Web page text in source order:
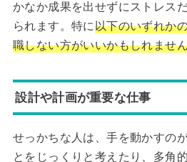
かなか成果を出せずにストレス
られます。特に以下のいずれか
職しない方がいいかもしれませ
設計や計画が重要な仕事
せっかちな人は、手を動かすの
とをじっくりと考えたり、多角